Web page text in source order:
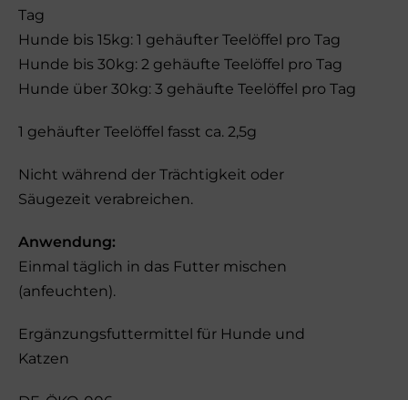
Tag
Hunde bis 15kg: 1 gehäufter Teelöffel pro Tag
Hunde bis 30kg: 2 gehäufte Teelöffel pro Tag
Hunde über 30kg: 3 gehäufte Teelöffel pro Tag
1 gehäufter Teelöffel fasst ca. 2,5g
Nicht während der Trächtigkeit oder
Säugezeit verabreichen.
Anwendung:
Einmal täglich in das Futter mischen
(anfeuchten).
Ergänzungsfuttermittel für Hunde und
Katzen